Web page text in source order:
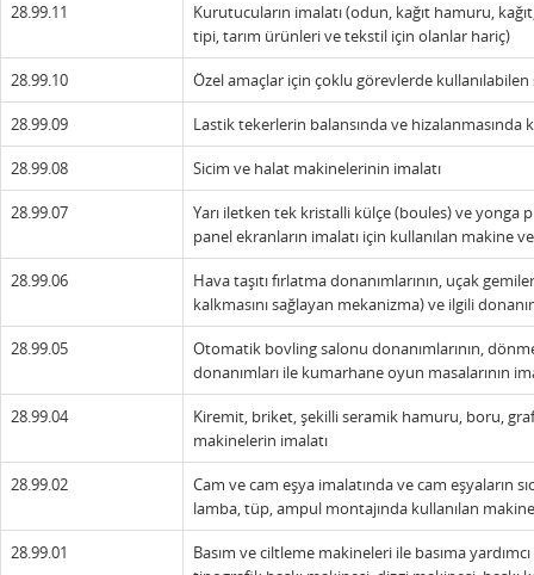
28.99.11
Kurutucuların imalatı (odun, kağıt hamuru,
tipi, tarım ürünleri ve tekstil için olanlar hariç)
28.99.10 Özel amaçlar için çoklu görevlerde kullanılabilen
28.99.09 Lastik tekerlerin balansında ve hizalanmasında
28.99.08 Sicim ve halat makinelerinin imalatı
28.99.07
Yarı iletken tek kristalli külçe (boules) ve yonga
panel ekranların imalatı için kullanılan makine
28.99.06
Hava taşıtı fırlatma donanımlarının, uçak
kalkmasını sağlayan mekanizma) ve ilgili
28.99.05
Otomatik bovling salonu donanımlarının,
donanımları ile kumarhane oyun masalarının
28.99.04
Kiremit, briket, şekilli seramik hamuru, boru,
makinelerin imalatı
28.99.02
Cam ve cam eşya imalatında ve cam eşyaların
lamba, tüp, ampul montajında kullanılan
28.99.01
Basım ve ciltleme makineleri ile basıma